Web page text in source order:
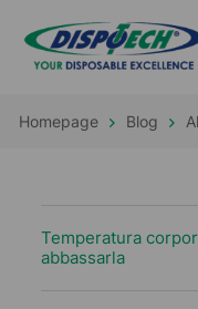
Homepage Blog
Temperatura
abbassarla